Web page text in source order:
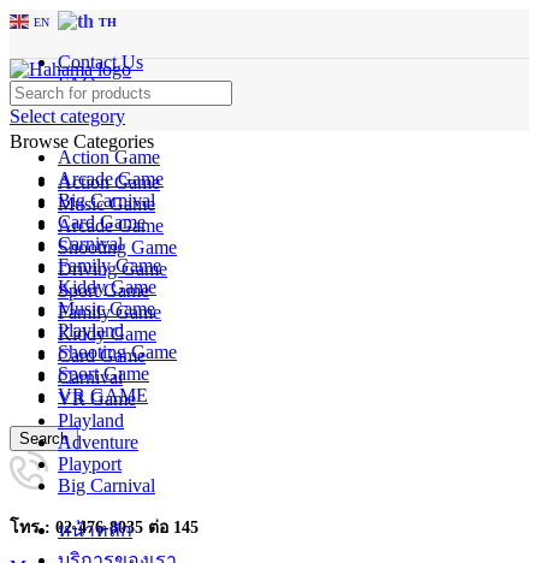
EN TH
Contact Us
FAQs
Select category
Action Game
Arcade Game
Big Carnival
Card Game
Carnival
Family Game
Kiddy Game
Music Game
Playland
Shooting Game
Sport Game
VR GAME
Search
โทร : 02-476-8035 ต่อ 145
Browse Categories
Action Game
Music Game
Arcade Game
Shooting Game
Driving Game
Sport Game
Family Game
Kiddy Game
Card Game
Carnival
VR Game
Playland
Adventure
Playport
Big Carnival
หน้าหลัก